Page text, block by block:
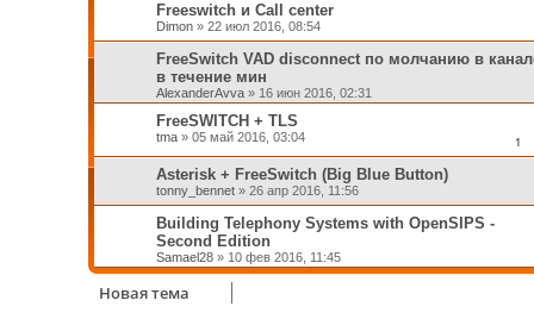
Freeswitch и Call center
Dimon» 22 июл 2016, 08:54
FreeSwitch VAD disconnect по молчанию в
в течение мин
AlexanderAvva» 16 июн 2016, 02:31
FreeSWITCH + TLS
tma» 05 май 2016, 03:04 1
Asterisk + FreeSwitch (Big Blue Button)
tonny_bennet» 26 апр 2016, 11:56
Building Telephony Systems with OpenSIPS -
Second Edition
Samael28» 10 фев 2016, 11:45
Новая тема